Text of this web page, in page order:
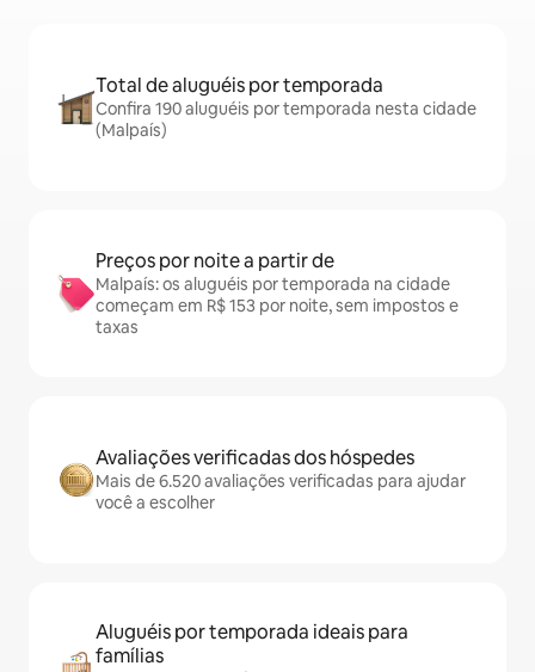
Total de aluguéis por temporada
Confira 190 aluguéis por temporada nesta cidade
(Malpaís)
Preços por noite a partir de
Malpaís: os aluguéis por temporada na cidade
começam em R$ 153 por noite, sem impostos e
taxas
Avaliações verificadas dos hóspedes
Mais de 6.520 avaliações verificadas para ajudar
você a escolher
Aluguéis por temporada ideais para
famílias